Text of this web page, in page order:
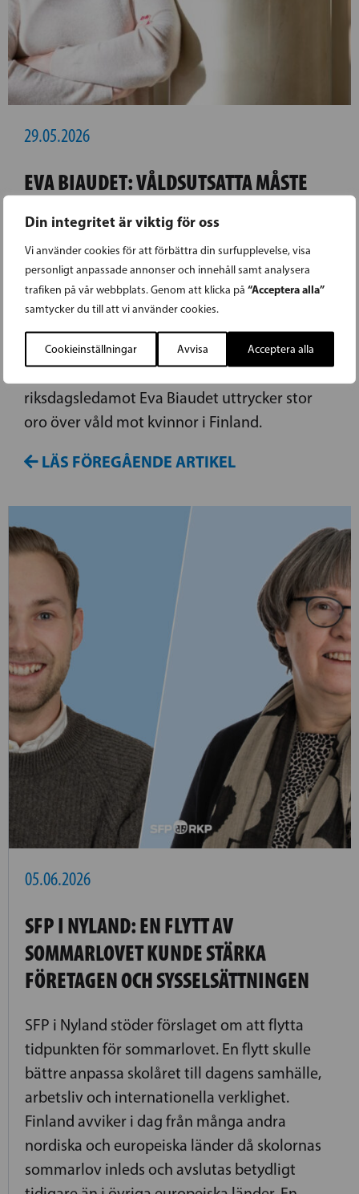
Din integritet är viktig för oss
Vi använder cookies för att förbättra din surfupplevelse, visa
personligt anpassade annonser och innehåll samt analysera
trafiken på vår webbplats. Genom att klicka på “Acceptera alla”
samtycker du till att vi använder cookies.
Cookieinställningar Avvisa Acceptera alla
29.05.2026
EVA BIAUDET: VÅLDSUTSATTA MÅSTE
KUNNA LITA PÅ RÄTTSSYSTEMET
Statistikcentralens färska siffror visar att
antalet kvinnor som utsattes för misshandel i
fjol var det högsta sedan statistikföringen
kvinnor dödats till följd av mäns våld mot
kvinnor under det pågående året. SFP:s
riksdagsledamot Eva Biaudet uttrycker stor
oro över våld mot kvinnor i Finland.
LÄS FÖREGÅENDE ARTIKEL
05.06.2026
SFP I NYLAND: EN FLYTT AV
SOMMARLOVET KUNDE STÄRKA
FÖRETAGEN OCH SYSSELSÄTTNINGEN
SFP i Nyland stöder förslaget om att flytta
tidpunkten för sommarlovet. En flytt skulle
bättre anpassa skolåret till dagens samhälle,
arbetsliv och internationella verklighet.
Finland avviker i dag från många andra
nordiska och europeiska länder då skolornas
sommarlov inleds och avslutas betydligt